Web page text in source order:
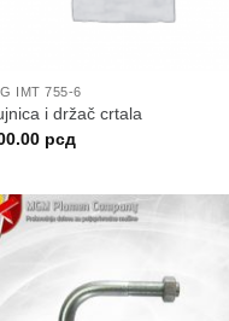
IMT 755-6
i držač crtala
рсд